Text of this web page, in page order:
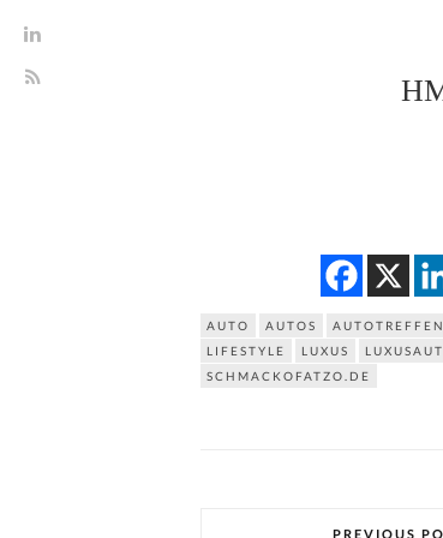
AUTO AUTOS AUTOTREFFEN
LIFESTYLE
LUXUS
SCHMACKOFATZO.DE
PREVIOUS